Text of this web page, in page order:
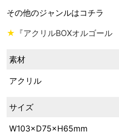
その他のジャンルはコチラ
★ 『アクリルBOXオルゴール
素材
アクリル
サイズ
W103×D75×H65mm